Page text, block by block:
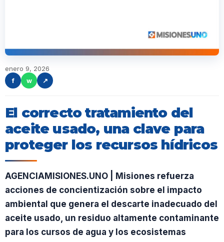
enero 9, 2026
f
w ↗
El correcto tratamiento del
aceite usado, una clave para
proteger los recursos hídricos
AGENCIAMISIONES.UNO | Misiones refuerza
acciones de concientización sobre el impacto
ambiental que genera el descarte inadecuado del
aceite usado, un residuo altamente contaminante
para los cursos de agua y los ecosistemas